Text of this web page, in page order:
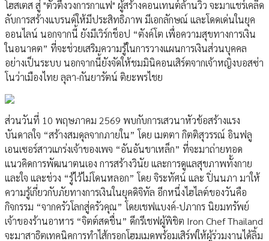
โฮสเตส สู่ "ตัวตึงวงการกาแฟ" ผู้สร้างคอนเทนต์ล้านวิว จะมาแชร์เคล็ด
ลับการสร้างแบรนด์ให้มีประสิทธิภาพ มีเอกลักษณ์ และโดดเด่นในยุค
ออนไลน์ นอกจากนี้ ยังมีเวิร์กช็อป “ตังค์โต เพื่อความสุขทางการเงิน
ในอนาคต” ที่จะช่วยเสริมความรู้ในการวางแผนการเงินส่วนบุคคล
อย่างเป็นระบบ นอกจากนี้ยังจัดให้ชมมินิคอนเสิร์ตจากเจ้าหญิงบอสซ่า
โนว่าเมืองไทย ลุลา-กันยารัตน์ ติยะพรไชย
ส่วนวันที่ 10 พฤษภาคม 2569 พบกับการเสวนาหัวข้อสร้างแรง
บันดาลใจ “สร้างสมดุลจากภายใน” โดย เมตตา กิตติสุวรรณ์ อินฟลู
เอนเซอร์สาวแกร่งเจ้าของเพจ “อันอันขาเหล็ก” ที่จะมาถ่ายทอด
แนวคิดการพัฒนาตนเอง การสร้างวินัย และการดูแลสุขภาพทั้งกาย
และใจ และช่วง “รู้ไว้ไม่โดนหลอก” โดย จิระทัศน์ และ ปิ่นนภา มาให้
ความรู้เกี่ยวกับภัยทางการเงินในยุคดิจิทัล อีกหนึ่งไฮไลต์ของวันคือ
กิจกรรม “จากครัวโลกสู่ครัวคุณ” โดยเชฟแบงค์-ปภากร นิยมทรัพย์
เจ้าของร้านอาหาร “จิตต์สดชื่น” ดีกรีเชฟผู้พิชิต Iron Chef Thailand
จะมาสาธิตเทคนิคการทำไส้กรอกโฮมเมดพร้อมเสิร์ฟให้ผู้ร่วมงานได้ลิ้ม